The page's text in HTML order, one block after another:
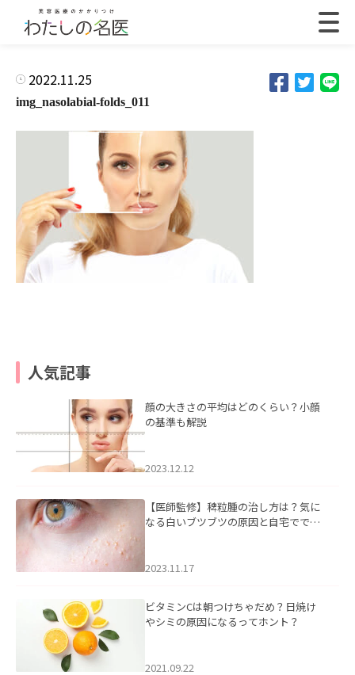
2022.11.25
img_nasolabial-folds_011
人気記事
顔の大きさの平均はどのくらい？小顔
の基準も解説
2023.12.12
【医師監修】稗粒腫の治し方は？気に
なる白いブツブツの原因と自宅ででき
2023.11.17
ビタミンCは朝つけちゃだめ？日焼け
やシミの原因になるってホント？
2021.09.22